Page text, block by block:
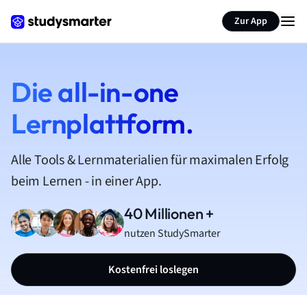
Zur App
Die all-in-one
Lernplattform.
Alle Tools & Lernmaterialien für maximalen Erfolg
beim Lernen - in einer App.
40 Millionen +
nutzen StudySmarter
Kostenfrei loslegen